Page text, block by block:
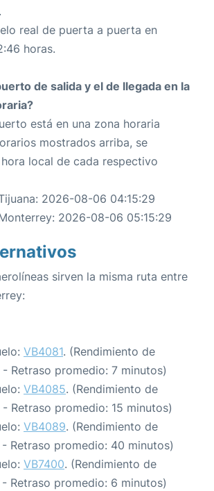
real de puerta a puerta en
horas.
de salida y el de llegada en la
está en una zona horaria
mostrados arriba, se
local de cada respectivo
2026-08-06 04:15:29
2026-08-06 05:15:29
sirven la misma ruta entre
VB4081. (Rendimiento de
Retraso promedio: 7 minutos)
VB4085. (Rendimiento de
Retraso promedio: 15 minutos)
VB4089. (Rendimiento de
Retraso promedio: 40 minutos)
VB7400. (Rendimiento de
Retraso promedio: 6 minutos)